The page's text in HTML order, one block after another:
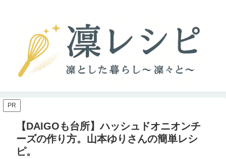
PR
【DAIGOも台所】ハッシュドオニオンチ
ーズの作り方。山本ゆりさんの簡単レシ
ピ。